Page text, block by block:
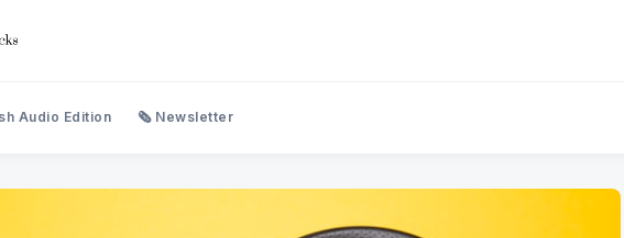
Audio Edition 🗞️ Newsletter